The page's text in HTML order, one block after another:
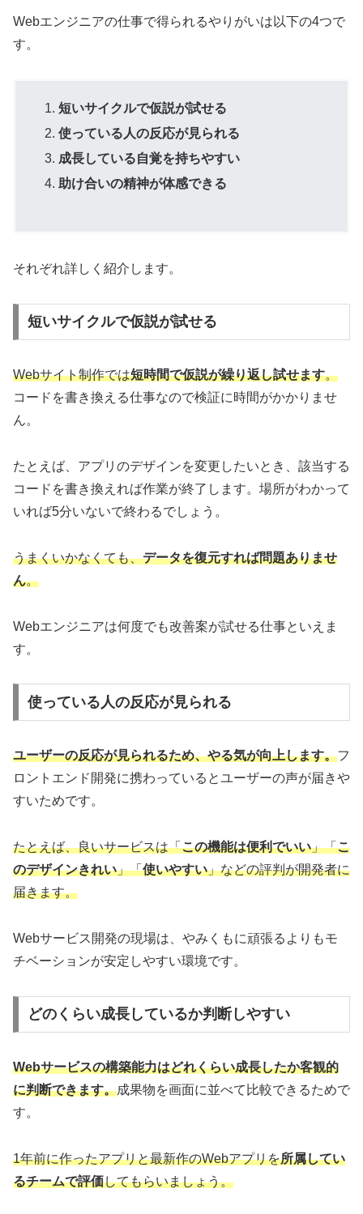
Webエンジニアの仕事で得られるやりがいは以下の4つで
す。
短いサイクルで仮説が試せる
使っている人の反応が見られる
成長している自覚を持ちやすい
助け合いの精神が体感できる
それぞれ詳しく紹介します。
短いサイクルで仮説が試せる
Webサイト制作では短時間で仮説が繰り返し試せます。
コードを書き換える仕事なので検証に時間がかかりませ
ん。
たとえば、アプリのデザインを変更したいとき、該当する
コードを書き換えれば作業が終了します。場所がわかって
いれば5分いないで終わるでしょう。
うまくいかなくても、データを復元すれば問題ありませ
ん。
Webエンジニアは何度でも改善案が試せる仕事といえま
す。
使っている人の反応が見られる
ユーザーの反応が見られるため、やる気が向上します。フ
ロントエンド開発に携わっているとユーザーの声が届きや
すいためです。
たとえば、良いサービスは「この機能は便利でいい」「こ
のデザインきれい」「使いやすい」などの評判が開発者に
届きます。
Webサービス開発の現場は、やみくもに頑張るよりもモ
チベーションが安定しやすい環境です。
どのくらい成長しているか判断しやすい
Webサービスの構築能力はどれくらい成長したか客観的
に判断できます。成果物を画面に並べて比較できるためで
す。
1年前に作ったアプリと最新作のWebアプリを所属してい
るチームで評価してもらいましょう。